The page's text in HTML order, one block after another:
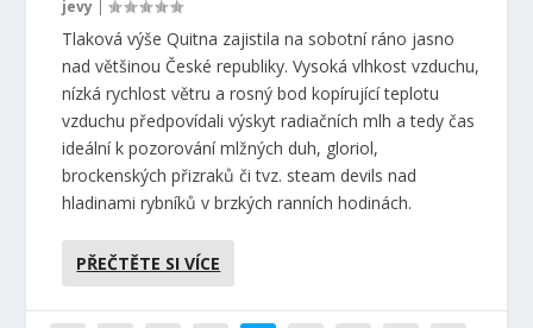
jevy |
Tlaková výše Quitna zajistila na sobotní ráno jasno
nad většinou České republiky. Vysoká vlhkost vzduchu,
nízká rychlost větru a rosný bod kopírující teplotu
vzduchu předpovídali výskyt radiačních mlh a tedy čas
ideální k pozorování mlžných duh, gloriol,
brockenských přizraků či tvz. steam devils nad
hladinami rybníků v brzkých ranních hodinách.
PŘEČTĚTE SI VÍCE